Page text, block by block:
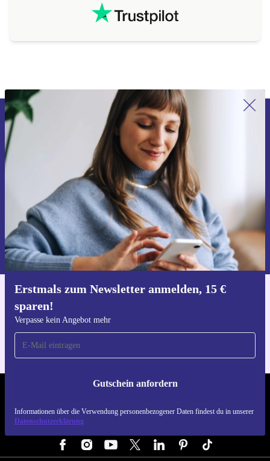
Erstmals zum Newsletter anmelden, 15 €
sparen!
Verpasse kein Angebot mehr
Gutschein anfordern
Informationen über die Verwendung personenbezogener Daten findest du in unserer
Datenschutzerklärung
Erstmals zum Newsletter anmelden,
15 € sparen!
Verpasse kein Angebot mehr.
Gutschein anfordern
Informationen über die Verwendung personenbezogener Daten findest
du in unsererDatenschutzerklärung.